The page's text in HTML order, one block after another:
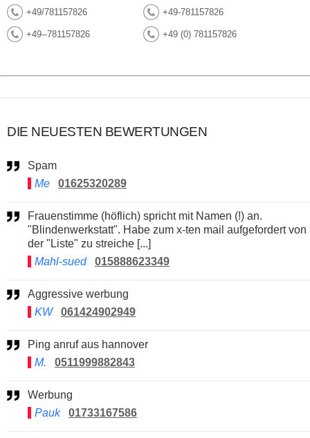
+49/781157826 +49-781157826
+49--781157826 +49 (0) 781157826
DIE NEUESTEN BEWERTUNGEN
Spam
Me
01625320289
Frauenstimme (höflich) spricht mit Namen (!) an.
"Blindenwerkstatt". Habe zum x-ten mail aufgefordert von
der "Liste" zu streiche [...]
Mahl-sued
015888623349
Aggressive werbung
KW
061424902949
Ping anruf aus hannover
M.
0511999882843
Werbung
Pauk
01733167586